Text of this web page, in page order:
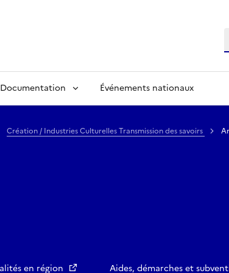
Documentation Événements nationaux
Création / Industries Culturelles Transmission des savoirs
en région Aides, démarches et